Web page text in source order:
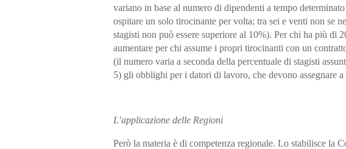
variano in base al numero di dipendenti a tempo
ospitare un solo tirocinante per volta; tra sei e venti non se
stagisti non può essere superiore al 10%). Per chi ha più di
aumentare per chi assume i propri tirocinanti con un
(il numero varia a seconda della percentuale di stagisti
5) gli obblighi per i datori di lavoro, che devono assegnare
L’applicazione delle Regioni
Però la materia è di competenza regionale. Lo stabilisce la